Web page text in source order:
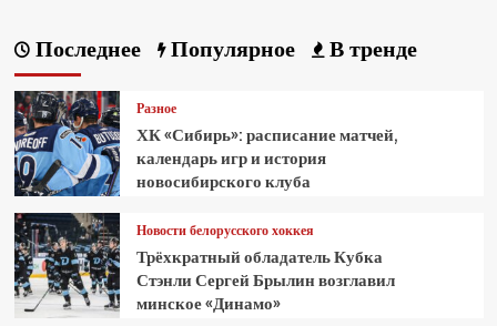
Последнее Популярное В тренде
Разное
ХК «Сибирь»: расписание матчей,
календарь игр и история
новосибирского клуба
Новости белорусского хоккея
Трёхкратный обладатель Кубка
Стэнли Сергей Брылин возглавил
минское «Динамо»